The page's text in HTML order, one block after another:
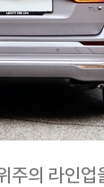
주의 라인